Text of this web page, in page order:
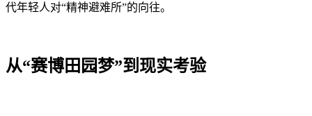
代年轻人对“精神避难所”的向往。
从“赛博田园梦”到现实考验